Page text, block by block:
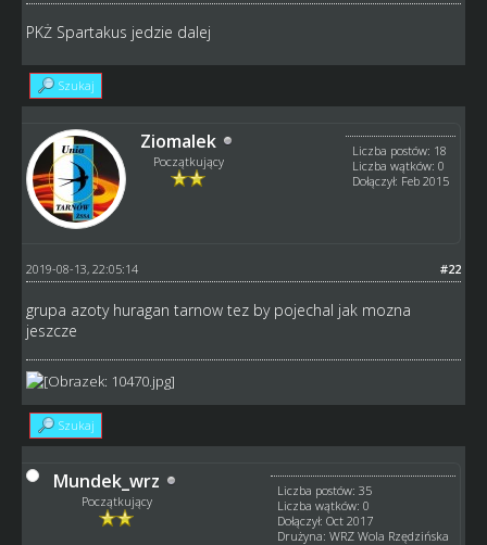
PKŻ Spartakus jedzie dalej
Szukaj
Ziomalek
Początkujący
Liczba postów: 18
Liczba wątków: 0
Dołączył: Feb 2015
#22
2019-08-13, 22:05:14
grupa azoty huragan tarnow tez by pojechal jak mozna
jeszcze
Szukaj
Mundek_wrz
Początkujący
Liczba postów: 35
Liczba wątków: 0
Dołączył: Oct 2017
Drużyna: WRZ Wola Rzędzińska